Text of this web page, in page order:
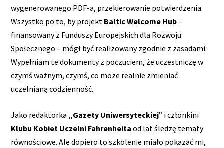
wygenerowanego PDF-a, przekierowanie potwierdzenia.
Wszystko po to, by projekt Baltic Welcome Hub–
finansowany z Funduszy Europejskich dla Rozwoju
Społecznego – mógł być realizowany zgodnie z zasadami.
Wypełniam te dokumenty z poczuciem, że uczestniczę w
czymś ważnym, czymś, co może realnie zmieniać
uczelnianą codzienność.
Jako redaktorka „Gazety Uniwersyteckiej” i członkini
Klubu Kobiet Uczelni Fahrenheita od lat śledzę tematy
równościowe. Ale dopiero to szkolenie miało pokazać mi,